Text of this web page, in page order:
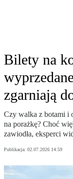
Bilety na
zgarniają
Czy walka z botami i
na porażkę? Choć
zawiodła, eksperci
Publikacja: 02.07.2026 14:59